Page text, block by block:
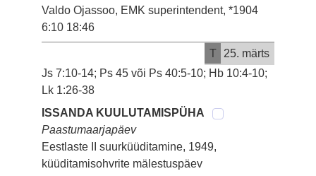
Valdo Ojassoo, EMK superintendent, *1904
6:10 18:46
T
25. märts
Js 7:10-14; Ps 45 või Ps 40:5-10; Hb 10:4-10;
Lk 1:26-38
ISSANDA KUULUTAMISPÜHA
Paastumaarjapäev
Eestlaste II suurküüditamine, 1949,
küüditamisohvrite mälestuspäev